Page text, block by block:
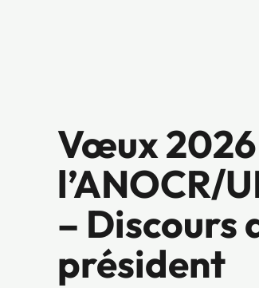
Vœux
l’ANOCR/
– Discours
président